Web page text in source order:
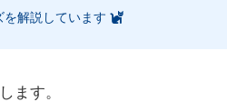
解説しています
ます。